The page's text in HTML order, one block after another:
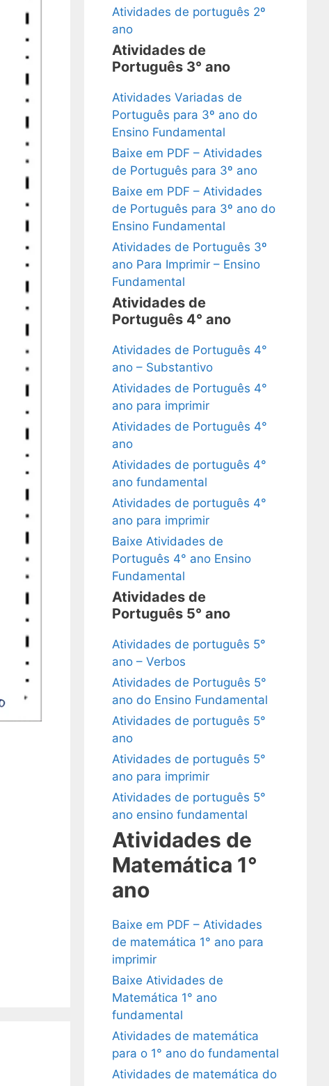
Atividades de português 2º
ano
Atividades de
Português 3° ano
Atividades Variadas de
Português para 3º ano do
Ensino Fundamental
Baixe em PDF – Atividades
de Português para 3º ano
Baixe em PDF – Atividades
de Português para 3º ano do
Ensino Fundamental
Atividades de Português 3º
ano Para Imprimir – Ensino
Fundamental
Atividades de
Português 4° ano
Atividades de Português 4°
ano – Substantivo
Atividades de Português 4°
ano para imprimir
Atividades de Português 4°
ano
Atividades de português 4°
ano fundamental
Atividades de português 4°
ano para imprimir
Baixe Atividades de
Português 4° ano Ensino
Fundamental
Atividades de
Português 5° ano
Atividades de português 5°
ano – Verbos
Atividades de Português 5°
ano do Ensino Fundamental
Atividades de português 5°
ano
Atividades de português 5°
ano para imprimir
Atividades de português 5°
ano ensino fundamental
Atividades de
Matemática 1°
ano
Baixe em PDF – Atividades
de matemática 1° ano para
imprimir
Baixe Atividades de
Matemática 1° ano
fundamental
Atividades de matemática
para o 1° ano do fundamental
Atividades de matemática do